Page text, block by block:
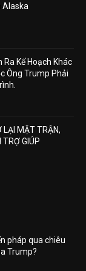
Alaska
Ra Kế Hoạch Khác
Ông Trump Phải
LẠI MẶT TRẬN,
TRỢ GIÚP
pháp qua chiêu
Trump?